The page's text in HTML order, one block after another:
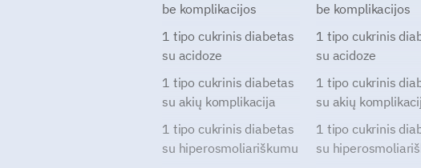
be komplikacijos
1 tipo cukrinis diabetas
su acidoze
1 tipo cukrinis diabetas
su akių komplikacija
1 tipo cukrinis diabetas
su hiperosmoliariškumu
be komplikacijos
1 tipo cukrinis
su acidoze
1 tipo cukrinis
su akių
1 tipo cukrinis
su